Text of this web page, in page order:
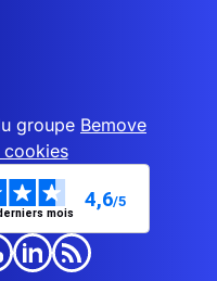
groupe Bemove
cookies
mois
4,6/5